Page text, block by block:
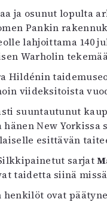
Lehtiarkisto
ja osunut lopulta
Pankin
lahjoittama 140
Warholin
viideksitoista
suuntautunut
New
esittävän
sarjat
taidetta siinä
ovat